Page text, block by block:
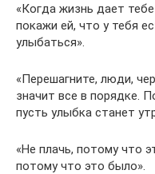
«Когда жизнь дает
покажи ей, что у тебя
улыбаться».
«Перешагните, люди,
значит все в порядке.
пусть улыбка станет
«Не плачь, потому что
потому что это было».